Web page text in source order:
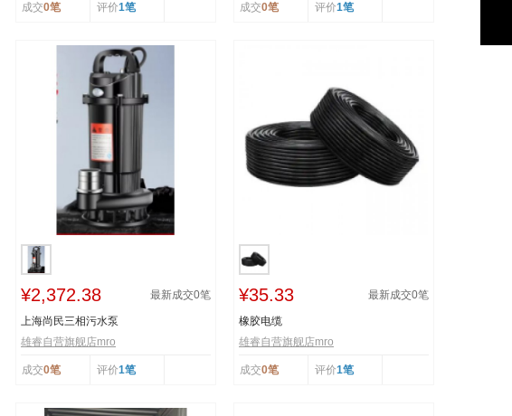
成交0笔 评价1笔 成交0笔 评价1笔
¥2,372.38 最新成交0笔
上海尚民三相污水泵
雄睿自营旗舰店mro
成交0笔 评价1笔
¥35.33 最新成交0笔
橡胶电缆
雄睿自营旗舰店mro
成交0笔 评价1笔